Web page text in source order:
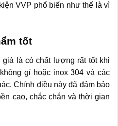
VVP phổ biến như thế là vì
tốt
là có chất lượng rất tốt khi
gỉ hoặc inox 304 và các
Chính điều này đã đảm bảo
cao, chắc chắn và thời gian